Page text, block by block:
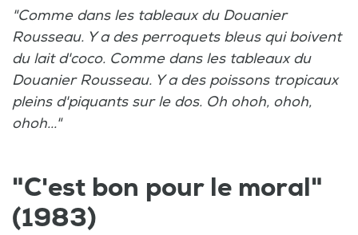
"Comme dans les tableaux du Douanier
Rousseau. Y a des perroquets bleus qui boivent
du lait d'coco. Comme dans les tableaux du
Douanier Rousseau. Y a des poissons tropicaux
pleins d'piquants sur le dos. Oh ohoh, ohoh,
ohoh..."
"C'est bon pour le moral"
(1983)